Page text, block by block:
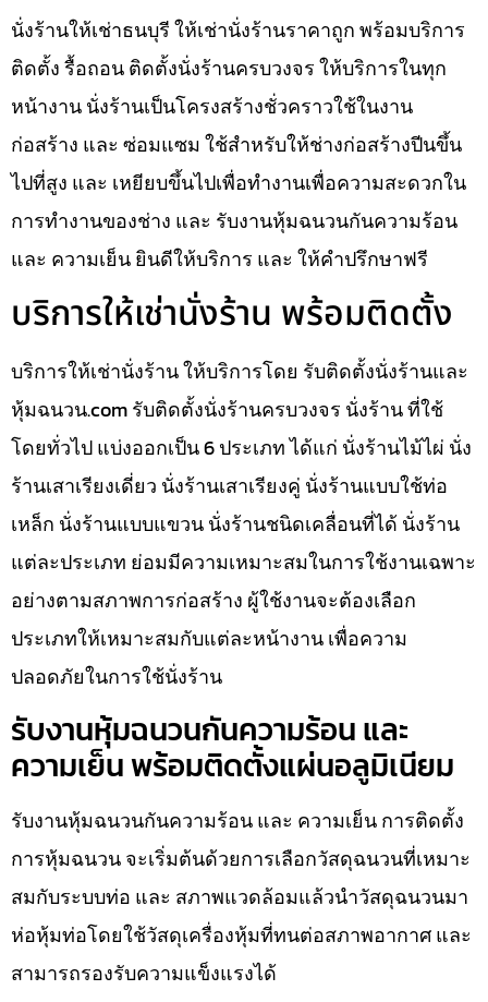
นั่งร้านให้เช่าธนบุรี ให้เช่านั่งร้านราคาถูก พร้อมบริการ
ติดตั้ง รื้อถอน ติดตั้งนั่งร้านครบวงจร ให้บริการในทุก
หน้างาน นั่งร้านเป็นโครงสร้างชั่วคราวใช้ในงาน
ก่อสร้าง และ ซ่อมแซม ใช้สำหรับให้ช่างก่อสร้างปีนขึ้น
ไปที่สูง และ เหยียบขึ้นไปเพื่อทำงานเพื่อความสะดวกใน
การทำงานของช่าง และ รับงานหุ้มฉนวนกันความร้อน
และ ความเย็น ยินดีให้บริการ และ ให้คำปรึกษาฟรี
บริการให้เช่านั่งร้าน พร้อมติดตั้ง
บริการให้เช่านั่งร้าน ให้บริการโดย รับติดตั้งนั่งร้านและ
หุ้มฉนวน.com รับติดตั้งนั่งร้านครบวงจร นั่งร้าน ที่ใช้
โดยทั่วไป แบ่งออกเป็น 6 ประเภท ได้แก่ นั่งร้านไม้ไผ่ นั่ง
ร้านเสาเรียงเดี่ยว นั่งร้านเสาเรียงคู่ นั่งร้านแบบใช้ท่อ
เหล็ก นั่งร้านแบบแขวน นั่งร้านชนิดเคลื่อนที่ได้ นั่งร้าน
แต่ละประเภท ย่อมมีความเหมาะสมในการใช้งานเฉพาะ
อย่างตามสภาพการก่อสร้าง ผู้ใช้งานจะต้องเลือก
ประเภทให้เหมาะสมกับแต่ละหน้างาน เพื่อความ
ปลอดภัยในการใช้นั่งร้าน
รับงานหุ้มฉนวนกันความร้อน และ
ความเย็น พร้อมติดตั้งแผ่นอลูมิเนียม
รับงานหุ้มฉนวนกันความร้อน และ ความเย็น การติดตั้ง
การหุ้มฉนวน จะเริ่มต้นด้วยการเลือกวัสดุฉนวนที่เหมาะ
สมกับระบบท่อ และ สภาพแวดล้อมแล้วนำวัสดุฉนวนมา
ห่อหุ้มท่อโดยใช้วัสดุเครื่องหุ้มที่ทนต่อสภาพอากาศ และ
สามารถรองรับความแข็งแรงได้